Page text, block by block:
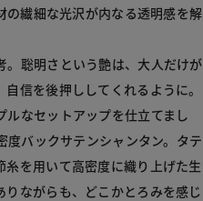
の繊細な光沢が内なる透明感を解
聡明さという艶は、大人だけが
信を後押ししてくれるように。
なセットアップを仕立てまし
度バックサテンシャンタン。タテ
を用いて高密度に織り上げた生
ながらも、どこかとろみを感じ